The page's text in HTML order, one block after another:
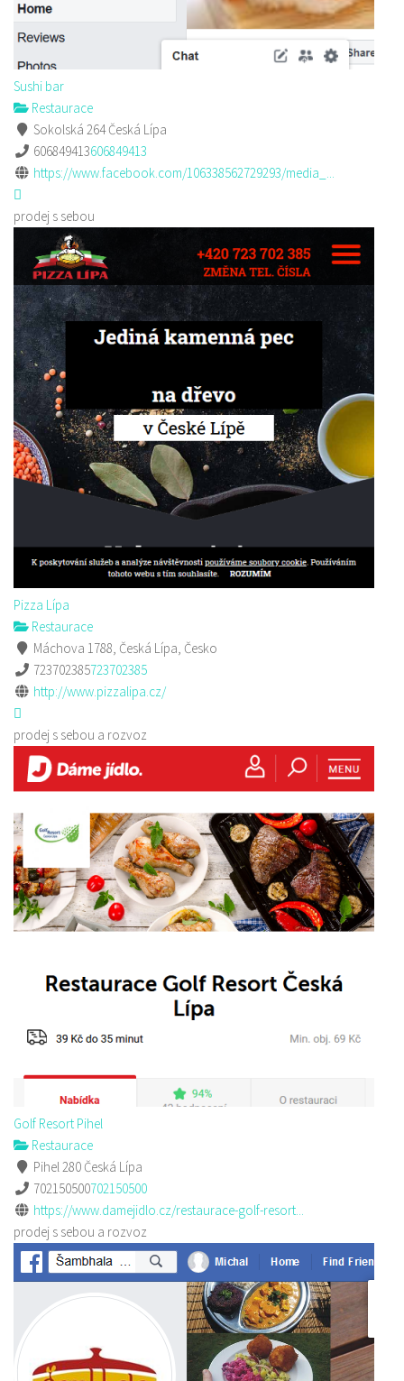
Sushi bar
Restaurace
Sokolská 264 Česká Lípa
606849413606849413
https://www.facebook.com/106338562729293/media_...
prodej s sebou
Pizza Lípa
Restaurace
Máchova 1788, Česká Lípa, Česko
723702385723702385
http://www.pizzalipa.cz/
prodej s sebou a rozvoz
Golf Resort Pihel
Restaurace
Pihel 280 Česká Lípa
702150500702150500
https://www.damejidlo.cz/restaurace-golf-resort...
prodej s sebou a rozvoz